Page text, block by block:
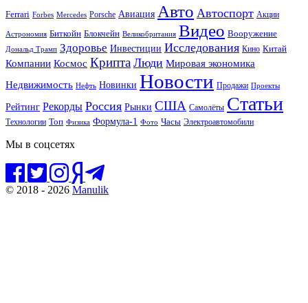
Ferrari Forbes Mercedes Porsche Авиация Авто Автоспорт Акции
Астрономия Биткойн Блокчейн Великобритания Видео Вооружение
Дональд Трамп Здоровье Инвестиции Исследования Кино Китай
Компании Космос Крипта Люди Мировая экономика
Недвижимость Нефть Новинки Новости Продажи Проекты
Рейтинг Рекорды Россия Рынки США Самолёты Статьи
Технологии Топ Физика Формула-1 Фото Часы Электроавтомобили
Мы в соцсетях
© 2018 - 2026 Manulik